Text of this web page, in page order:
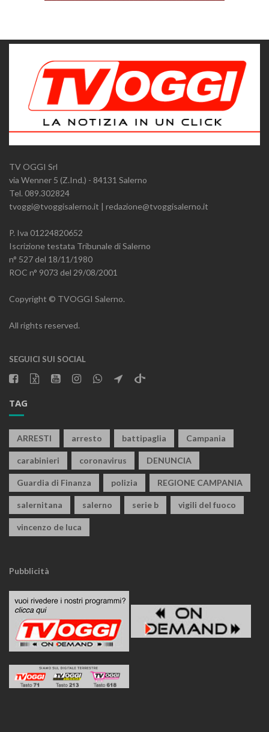
TV OGGI Srl
via Wenner 5 (Z.Ind.) - 84131 Salerno
Tel. 089.302824
tvoggi@tvoggisalerno.it | redazione@tvoggisalerno.it
P. Iva 01224820652
Iscrizione testata Tribunale di Salerno
n° 527 del 18/11/1980
ROC n° 9073 del 29/08/2001
Copyright © TVOGGI Salerno.
All rights reserved.
SEGUICI SUI SOCIAL
TAG
ARRESTI arresto battipaglia Campania
carabinieri coronavirus DENUNCIA
Guardia di Finanza polizia REGIONE CAMPANIA
salernitana salerno serie b vigili del fuoco
vincenzo de luca
Pubblicità